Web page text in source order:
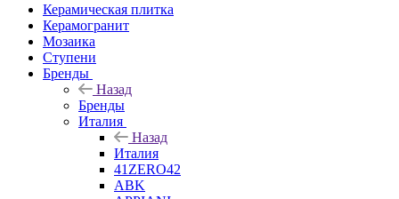
Керамическая плитка
Керамогранит
Мозаика
Ступени
Бренды
Назад
Бренды
Италия
Назад
Италия
41ZERO42
ABK